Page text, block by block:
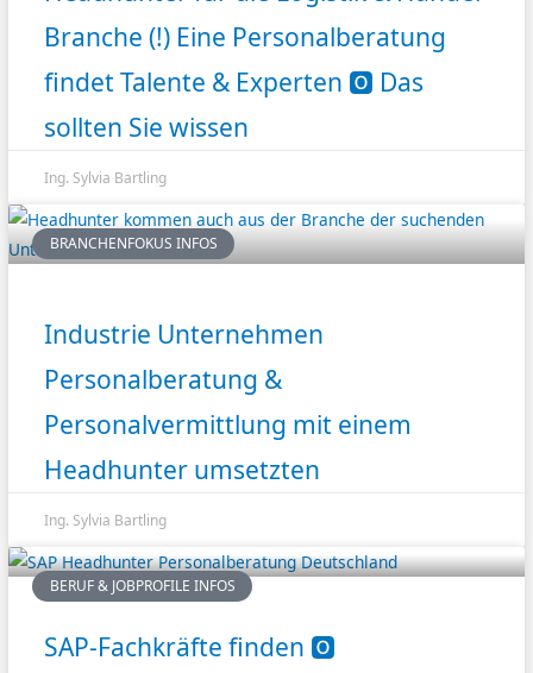
Branche (!) Eine Personalberatung
findet Talente & Experten 🅾️ Das
sollten Sie wissen
Ing. Sylvia Bartling
BRANCHENFOKUS INFOS
Industrie Unternehmen
Personalberatung &
Personalvermittlung mit einem
Headhunter umsetzten
Ing. Sylvia Bartling
BERUF & JOBPROFILE INFOS
SAP-Fachkräfte finden 🅾️